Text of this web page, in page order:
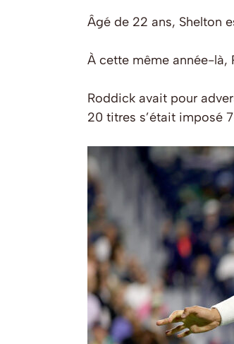
Âgé de 22 ans, Shelton
À cette même année-là,
Roddick avait pour
20 titres s’était imposé